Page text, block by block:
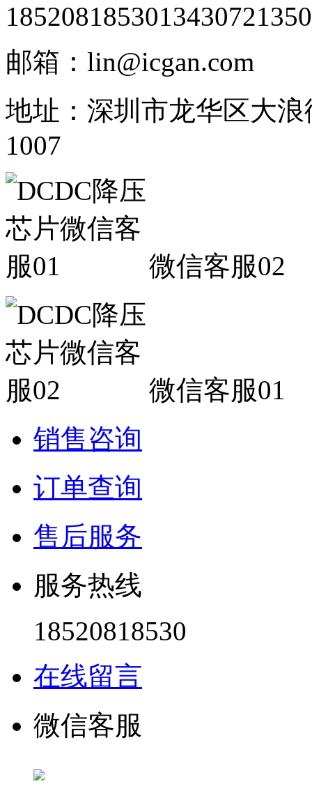
1852081853013430721350
邮箱：lin@icgan.com
地址：深圳市龙华区大
1007
微信客服02
微信客服01
销售咨询
订单查询
售后服务
服务热线
18520818530
在线留言
微信客服